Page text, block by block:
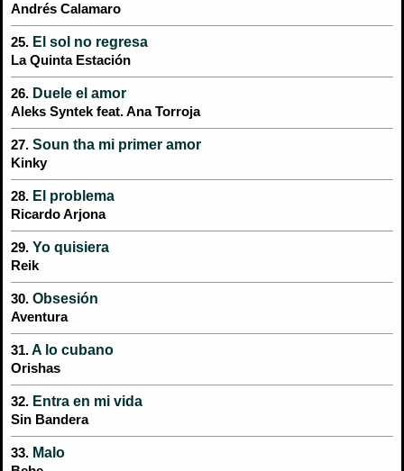
Andrés Calamaro
25. El sol no regresa
La Quinta Estación
26. Duele el amor
Aleks Syntek feat. Ana Torroja
27. Soun tha mi primer amor
Kinky
28. El problema
Ricardo Arjona
29. Yo quisiera
Reik
30. Obsesión
Aventura
31.A lo cubano
Orishas
32. Entra en mi vida
Sin Bandera
33. Malo